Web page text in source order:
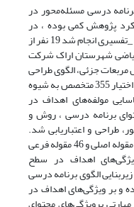
درسی مسئله‌محور در
پژوهش کمی بوده ، در
طراحی الگو که با روش مدلسازی ساختاری _تفسیری انجام شد 19 نفر از
شهرستان اراک شرکت
جزئی، الگوی طراحی
شده در قالب پرسشنامه محقق‌ساخته در اختیار 355 متخصص به شیوه
مولفه‌های اهداف در
برنامه درسی ، روش و
طراحی و اعتباریابی شد.
نتیجه این پژوهش طراحی الگوی معتبر با 7 مقوله اصلی و 46 مقوله فرعی
اهداف در سطح
الگوی برنامه‌ درسی
بر ویژگی‌های اهداف در